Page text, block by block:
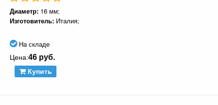
Диаметр: 16 мм;
Изготовитель: Италия;
На складе
Цена:46 руб.
Купить